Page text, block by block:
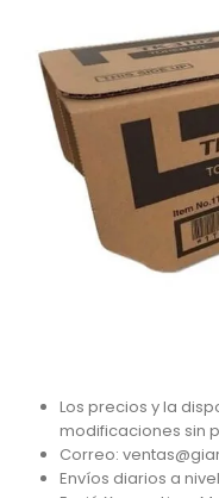
Los precios y la
modificaciones sin
Correo:
Envíos diarios a